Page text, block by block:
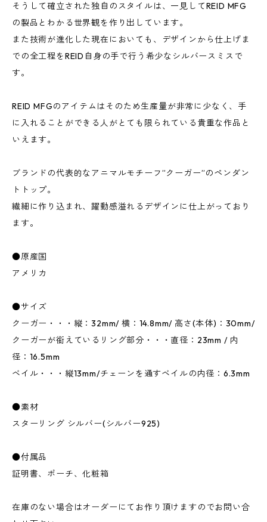
そうして確立された独自のスタイルは、一見してREID MFG
の製品とわかる世界観を作り出しています。
また技術が進化した現在においても、デザインから仕上げま
での全工程をREID自身の手で行う希少なシルバースミスで
す。
REID MFGのアイテムはそのため生産量が非常に少なく、手
に入れることができる人がとても限られている貴重な作品と
いえます。
ブランドの代表的なアニマルモチーフ”クーガー”のペンダン
トトップ。
繊細に作り込まれ、躍動感溢れるデザインに仕上がっており
ます。
●原産国
アメリカ
●サイズ
クーガー・・・縦：32mm/ 横：14.8mm/ 高さ(本体)：30mm/
クーガーが銜えているリング部分・・・直径：23mm / 内
径：16.5mm
ベイル・・・縦13mm/チェーンを通すベイルの内径：6.3mm
●素材
スターリング シルバー(シルバー925)
●付属品
証明書、ポーチ、化粧箱
在庫のない場合はオーダーにてお作り頂けますのでお問い合